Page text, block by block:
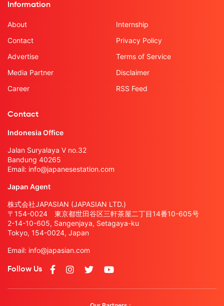
Information
About
Contact
Advertise
Media Partner
Career
Internship
Privacy Policy
Terms of Service
Disclaimer
RSS Feed
Contact
Indonesia Office
Jalan Suryalaya V no.32
Bandung 40265
Email: info@japanesestation.com
Japan Agent
株式会社JAPASIAN (JAPASIAN LTD.)
〒154-0024 東京都世田谷区三軒茶屋二丁目14番10-605号
2-14-10-605, Sangenjaya, Setagaya-ku
Tokyo, 154-0024, Japan
Email: info@japasian.com
Follow Us